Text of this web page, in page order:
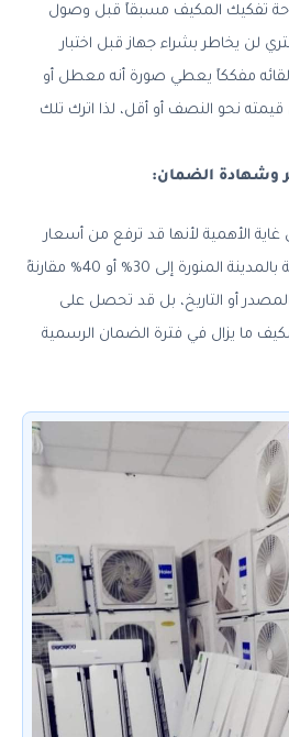
تفكيك المكيف مسبقاً قبل وصول
لن يخاطر بشراء جهاز قبل اختبار
إلقائه مفككاً يعطي صورة أنه معطل أو
نحو النصف أو أقل، لذا اترك تلك
وشهادة الضمان:
غاية الأهمية لأنها قد ترفع من أسعار
شراء مكيفات مستعملة بالمدينة المنورة إلى 30% أو 40% مقارنةً
أو التاريخ، بل قد تحصل على
ما يزال في فترة الضمان الرسمية